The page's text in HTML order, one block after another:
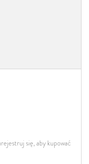
się, aby kupować